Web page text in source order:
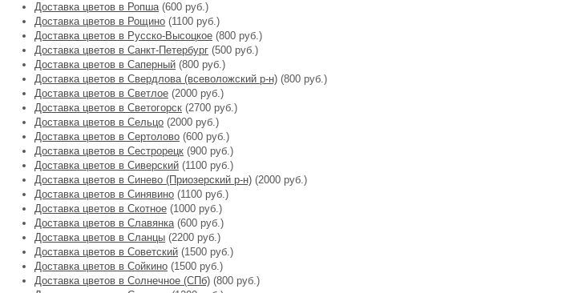
Доставка цветов в Ропша(600 руб.)
Доставка цветов в Рощино (1100 руб.)
Доставка цветов в Русско-Высоцкое (800 руб.)
Доставка цветов в Санкт-Петербург (500 руб.)
Доставка цветов в Саперный (800 руб.)
Доставка цветов в Свердлова (всеволожский р-н) (800 руб.)
Доставка цветов в Светлое (2000 руб.)
Доставка цветов в Светогорск (2700 руб.)
Доставка цветов в Сельцо (2000 руб.)
Доставка цветов в Сертолово (600 руб.)
Доставка цветов в Сестрорецк (900 руб.)
Доставка цветов в Сиверский (1100 руб.)
Доставка цветов в Синево (Приозерский р-н) (2000 руб.)
Доставка цветов в Синявино (1100 руб.)
Доставка цветов в Скотное (1000 руб.)
Доставка цветов в Славянка(600 руб.)
Доставка цветов в Сланцы (2200 руб.)
Доставка цветов в Советский (1500 руб.)
Доставка цветов в Сойкино (1500 руб.)
Доставка цветов в Солнечное (СПб) (800 руб.)